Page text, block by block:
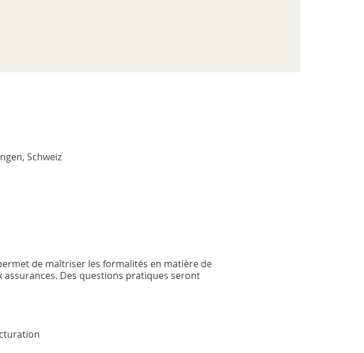
Schweiz
de maîtriser les formalités en matière de
Des questions pratiques seront